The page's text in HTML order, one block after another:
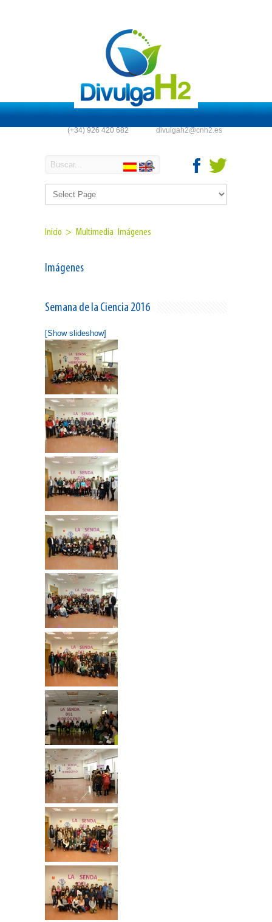
(+34) 926 420 682 divulgah2@cnh2.es
Inicio > Multimedia Imágenes
Imágenes
Semana de la Ciencia 2016
[Show slideshow]